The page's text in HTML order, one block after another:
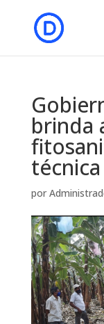
brinda
por